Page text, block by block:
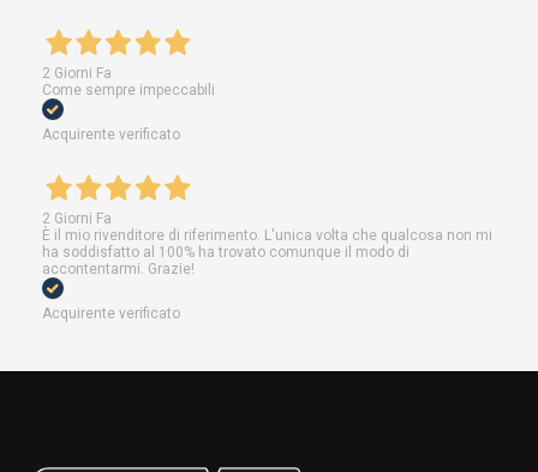
2 Giorni Fa
Come sempre impeccabili
Acquirente verificato
2 Giorni Fa
È il mio rivenditore di riferimento. L'unica volta che qualcosa non mi
ha soddisfatto al 100% ha trovato comunque il modo di
accontentarmi. Grazie!
Acquirente verificato